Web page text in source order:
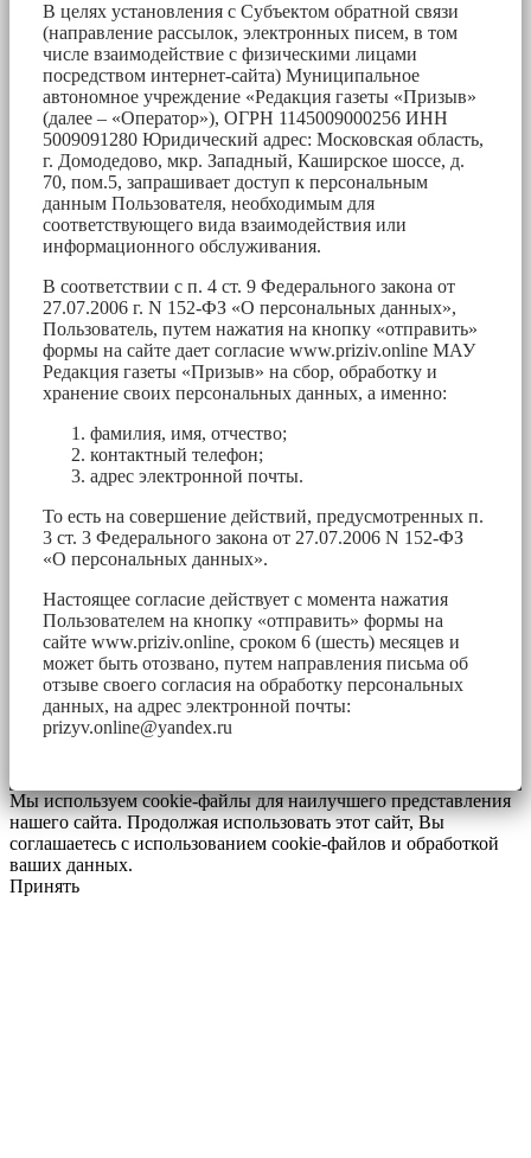
В целях установления с Субъектом обратной связи
(направление рассылок, электронных писем, в том
числе взаимодействие с физическими лицами
посредством интернет-сайта) Муниципальное
автономное учреждение «Редакция газеты «Призыв»
(далее – «Оператор»), ОГРН 1145009000256 ИНН
5009091280 Юридический адрес: Московская область,
г. Домодедово, мкр. Западный, Каширское шоссе, д.
70, пом.5, запрашивает доступ к персональным
данным Пользователя, необходимым для
соответствующего вида взаимодействия или
информационного обслуживания.
В соответствии с п. 4 ст. 9 Федерального закона от
27.07.2006 г. N 152-ФЗ «О персональных данных»,
Пользователь, путем нажатия на кнопку «отправить»
формы на сайте дает согласие www.priziv.online МАУ
Редакция газеты «Призыв» на сбор, обработку и
хранение своих персональных данных, а именно:
фамилия, имя, отчество;
контактный телефон;
адрес электронной почты.
То есть на совершение действий, предусмотренных п.
3 ст. 3 Федерального закона от 27.07.2006 N 152-ФЗ
«О персональных данных».
Настоящее согласие действует с момента нажатия
Пользователем на кнопку «отправить» формы на
сайте www.priziv.online, сроком 6 (шесть) месяцев и
может быть отозвано, путем направления письма об
отзыве своего согласия на обработку персональных
данных, на адрес электронной почты:
prizyv.online@yandex.ru
Мы используем cookie-файлы для наилучшего представления
нашего сайта. Продолжая использовать этот сайт, Вы
соглашаетесь с использованием cookie-файлов и обработкой
ваших данных.
Принять